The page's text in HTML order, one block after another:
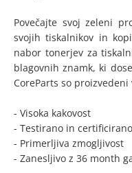
Povečajte svoj zeleni
svojih tiskalnikov in
nabor tonerjev za
blagovnih znamk, ki
CoreParts so proizvedeni
- Visoka kakovost
- Testirano in certificirano
- Primerljiva zmogljivost
- Zanesljivo z 36 month